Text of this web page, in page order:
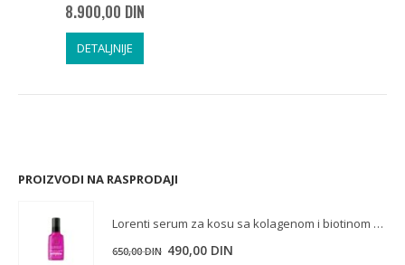
8.900,00 DIN
DETALJNIJE
PROIZVODI NA RASPRODAJI
Lorenti serum za kosu sa kolagenom i biotinom 125 ml
650,00DIN Originalna
490,00 DIN